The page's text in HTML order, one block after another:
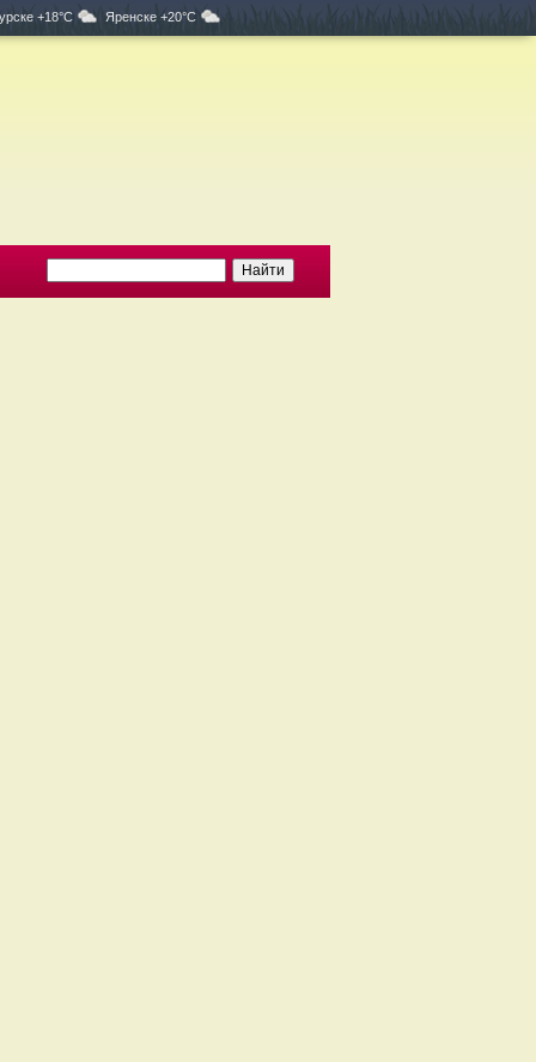
+18°C Яренске +20°C